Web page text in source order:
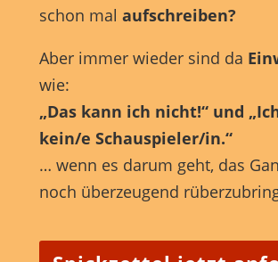
schon mal aufschreiben?
Aber immer wieder sind da
wie:
„Das kann ich nicht!“ und
kein/e Schauspieler/in.“
… wenn es darum geht, das
noch überzeugend
Essenziell (1)
die einwandfreie Funktion der Website erforderlich.
Marketing (1)
Marketing-Cookies werden von Drittanbietern oder
verwendet, um personalisierte Werbung
sie Besucher über Websites hinweg verfolgen.
Externe Medien (7)